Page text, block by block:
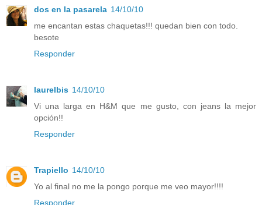
dos en la pasarela 14/10/10
me encantan estas chaquetas!!! quedan bien con todo.
besote
Responder
laurelbis 14/10/10
Vi una larga en H&M que me gusto, con jeans la mejor
opción!!
Responder
Trapiello 14/10/10
Yo al final no me la pongo porque me veo mayor!!!!
Responder